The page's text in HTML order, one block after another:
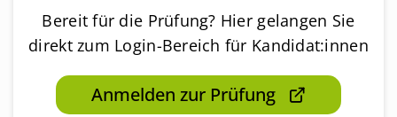
Bereit für die Prüfung? Hier gelangen Sie
direkt zum Login-Bereich für Kandidat:innen
Anmelden zur Prüfung